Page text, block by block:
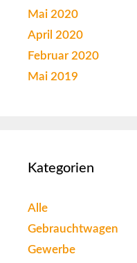
Mai 2020
April 2020
Februar 2020
Mai 2019
Kategorien
Alle
Gebrauchtwagen
Gewerbe